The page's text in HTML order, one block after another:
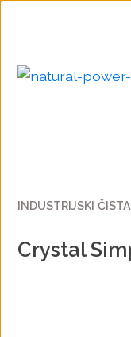
INDUSTRIJSKI
Crystal